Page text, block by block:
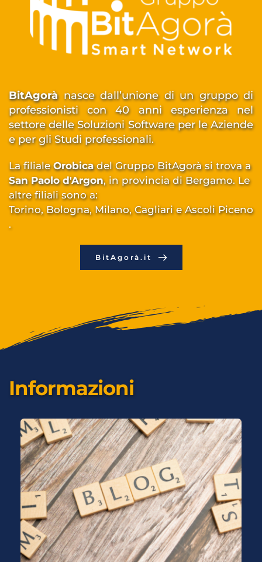
BitAgorà nasce dall’unione di un gruppo di
professionisti con 40 anni esperienza nel
settore delle Soluzioni Software per le Aziende
e per gli Studi professionali.
La filiale Orobica
del Gruppo BitAgorà si trova a
San Paolo d'Argon, in provincia di Bergamo. Le
altre filiali sono a:
Torino, Bologna, Milano, Cagliari e Ascoli Piceno
.
BitAgorà.it
Informazioni